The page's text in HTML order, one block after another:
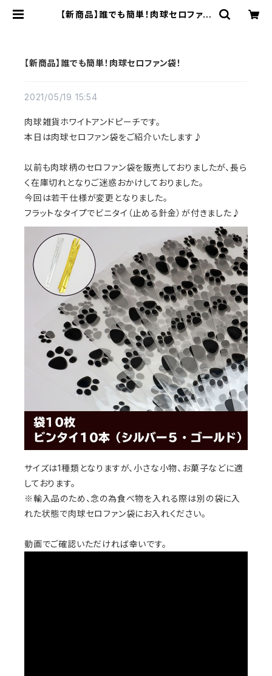
【新商品】誰でも簡単！肉球セロファン
【新商品】誰でも簡単！肉球セロファン袋！
2021/05/19 15:54
肉球雑貨ホワイトアンドピーチです。
本日は肉球セロファン袋をご紹介いたします♪
以前も肉球柄のセロファン袋を販売しておりましたが、長ら
く在庫切れとなりご迷惑おかけしておりました。
今回は若干仕様が変更となりました。
フラットなタイプでビニタイ（止める針金）が付きました♪
サイズは1種類となりますが、小さな小物、お菓子などに適
しております。
※輸入品のため、念の為食べ物を入れる際は別の袋に入
れた状態で肉球セロファン袋にお入れください。
動画でご確認いただければ幸いです。